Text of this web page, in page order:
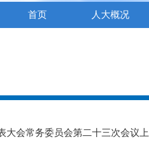
首页 人大概况
大会常务委员会第二十三次会议